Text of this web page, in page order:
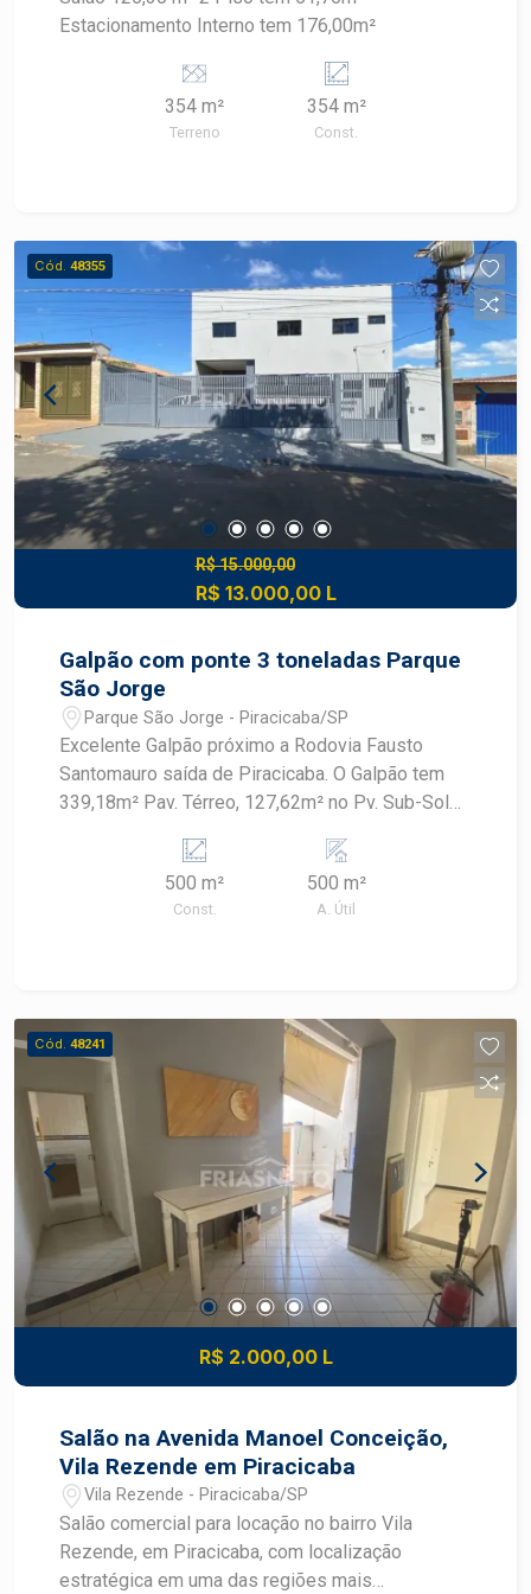
Estacionamento Interno tem 176,00m²
354 m²
Terreno
354 m²
Const.
Cód. 48355
R$ 15.000,00
R$ 13.000,00 L
Galpão com ponte 3 toneladas Parque
São Jorge
Parque São Jorge - Piracicaba/SP
Excelente Galpão próximo a Rodovia Fausto
Santomauro saída de Piracicaba. O Galpão tem
339,18m² Pav. Térreo, 127,62m² no Pv. Sub-Solo,
315,72m². O mesmo está equipado com Ponte
rolante com capacidade para 3 Toneladas.
500 m²
Const.
500 m²
A. Útil
Cód. 48241
R$ 2.000,00 L
Salão na Avenida Manoel Conceição,
Vila Rezende em Piracicaba
Vila Rezende - Piracicaba/SP
Salão comercial para locação no bairro Vila
Rezende, em Piracicaba, com localização
estratégica em uma das regiões mais